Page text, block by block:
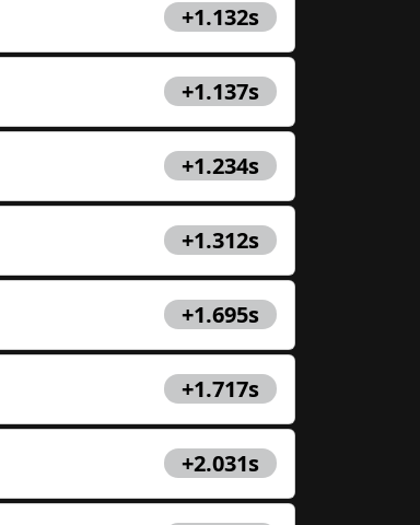
+1.132s
+1.137s
+1.234s
+1.312s
+1.695s
+1.717s
+2.031s